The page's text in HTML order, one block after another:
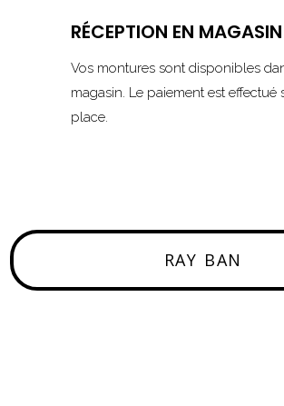
RÉCEPTION EN MAGASIN
Vos montures sont disponibles
magasin. Le paiement est effectué
place.
RAY BAN